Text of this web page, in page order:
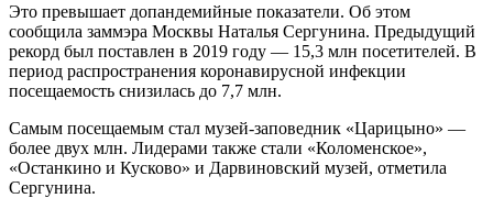
Это превышает допандемийные показатели. Об этом
сообщила заммэра Москвы Наталья Сергунина. Предыдущий
рекорд был поставлен в 2019 году — 15,3 млн посетителей. В
период распространения коронавирусной инфекции
посещаемость снизилась до 7,7 млн.
Самым посещаемым стал музей-заповедник «Царицыно» —
более двух млн. Лидерами также стали «Коломенское»,
«Останкино и Кусково» и Дарвиновский музей, отметила
Сергунина.